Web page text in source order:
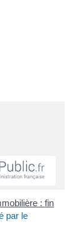
: fin
par le